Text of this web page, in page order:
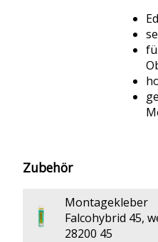
Zubehör
Montagekleber
Falcohybrid 45,
28200 45